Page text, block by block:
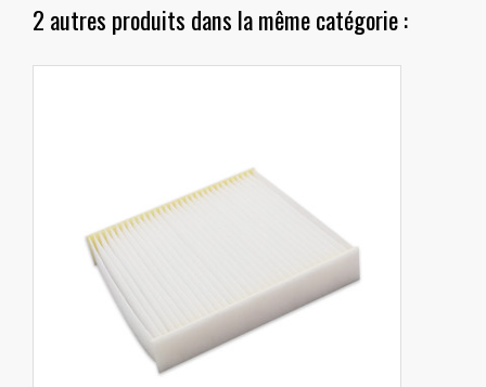
2 autres produits dans la même catégorie :